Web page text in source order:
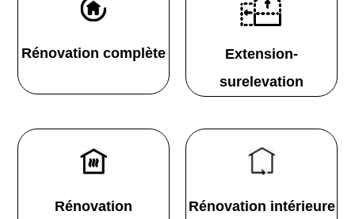
Rénovation complète
Extension-
surelevation
Rénovation
Rénovation intérieure